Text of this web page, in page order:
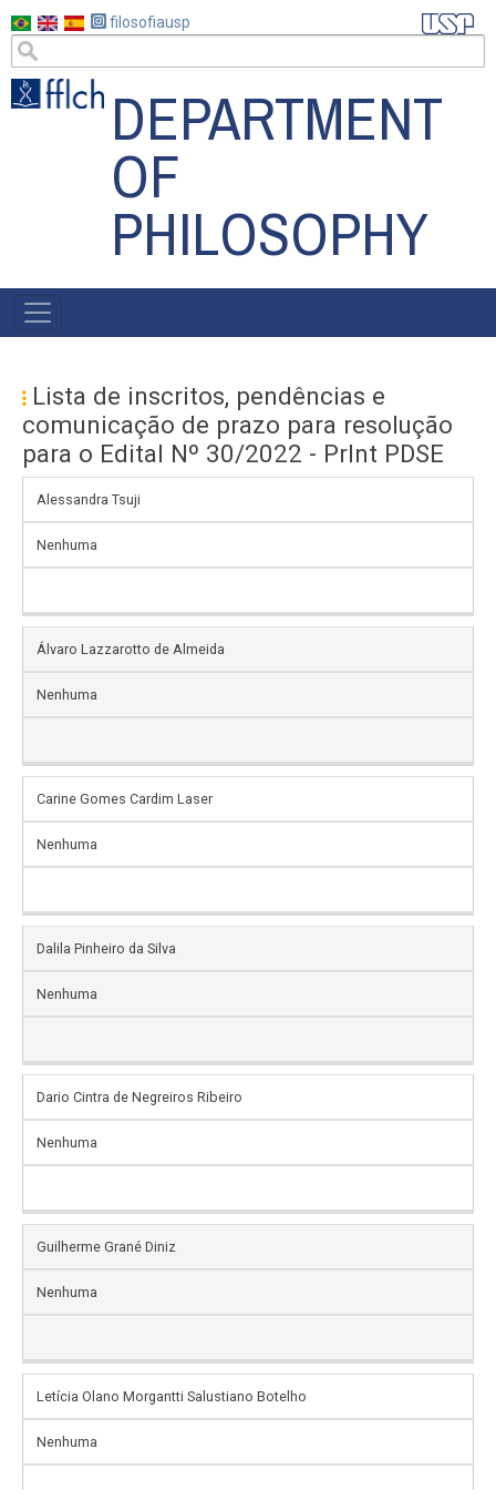
to
main
content
filosofiausp
DEPARTMENT
OF
PHILOSOPHY
MENU
Lista de inscritos, pendências e
comunicação de prazo para resolução
para o Edital Nº 30/2022 - PrInt PDSE
NOME
DO
ALUNO
PENDÊNCIA
PARA
Alessandra Tsuji
Nenhuma
Álvaro Lazzarotto de Almeida
Nenhuma
Carine Gomes Cardim Laser
Nenhuma
Dalila Pinheiro da Silva
Nenhuma
Dario Cintra de Negreiros Ribeiro
Nenhuma
Guilherme Grané Diniz
Nenhuma
Letícia Olano Morgantti Salustiano Botelho
Nenhuma